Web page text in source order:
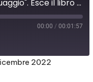
🎧 Incidenti stradali: "Promuovere la cultura del linguaggio". Esce il libro di Stefano Guarnieri
00:00 / 00:01:57
2022